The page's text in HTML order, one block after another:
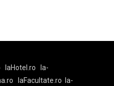
laHotel.ro
la-
laFacultate.ro
la-